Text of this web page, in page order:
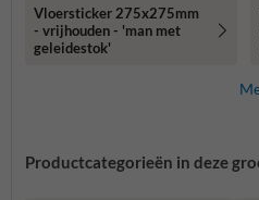
Vloersticker 275x275mm
- vrijhouden - 'man met
geleidestok'
Productcategorieën in deze